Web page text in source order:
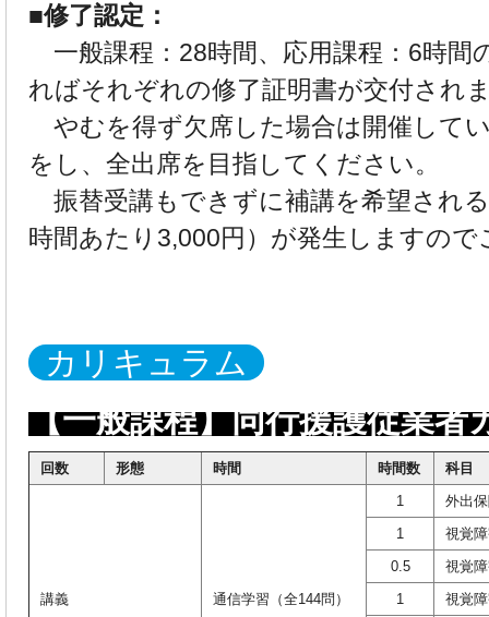
■修了認定：
一般課程：28時間、応用課程：6時間
ればそれぞれの修了証明書が交付され
やむを得ず欠席した場合は開催して
をし、全出席を目指してください。
振替受講もできずに補講を希望され
時間あたり3,000円）が発生しますので
カリキュラム
【一般課程】同行援護従業者
回数 形態 時間 時間数 科目
講義 通信学習（全144問）
1
外出
1
視覚
0.5
視覚
1
視覚